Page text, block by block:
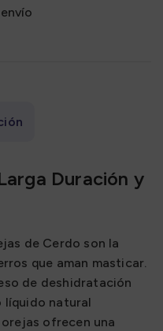
Duración y
de Cerdo son la
que aman masticar.
de deshidratación
líquido natural
ofrecen una